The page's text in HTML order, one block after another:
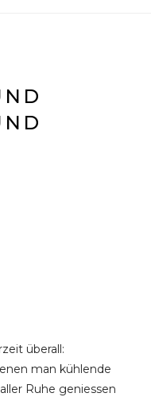
überall:
man kühlende
Ruhe geniessen